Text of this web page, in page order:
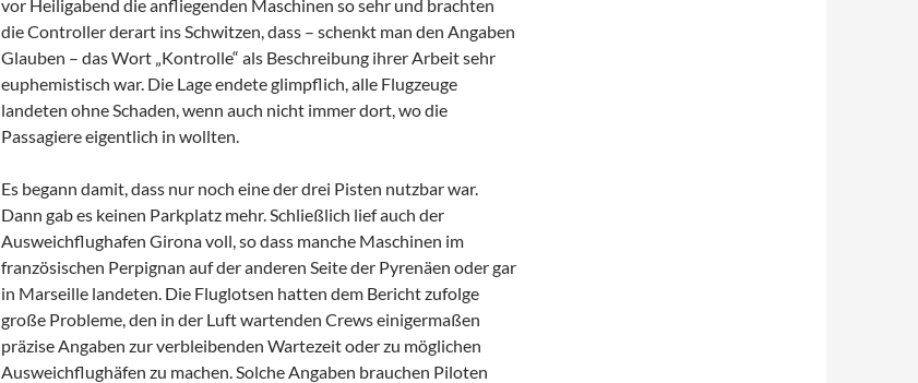
vor Heiligabend die anfliegenden Maschinen so sehr und brachten
die Controller derart ins Schwitzen, dass – schenkt man den Angaben
Glauben – das Wort „Kontrolle“ als Beschreibung ihrer Arbeit sehr
euphemistisch war. Die Lage endete glimpflich, alle Flugzeuge
landeten ohne Schaden, wenn auch nicht immer dort, wo die
Passagiere eigentlich in wollten.
Es begann damit, dass nur noch eine der drei Pisten nutzbar war.
Dann gab es keinen Parkplatz mehr. Schließlich lief auch der
Ausweichflughafen Girona voll, so dass manche Maschinen im
französischen Perpignan auf der anderen Seite der Pyrenäen oder gar
in Marseille landeten. Die Fluglotsen hatten dem Bericht zufolge
große Probleme, den in der Luft wartenden Crews einigermaßen
präzise Angaben zur verbleibenden Wartezeit oder zu möglichen
Ausweichflughäfen zu machen. Solche Angaben brauchen Piloten